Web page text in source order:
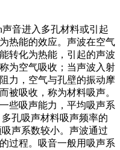
声音进入多孔材料或引起
热能的效应。声波在空气
转化为热能，引起的声波
为空气吸收；当声波入射
力，空气与孔壁的振动摩
被吸收，称为材料吸声。
些吸声能力，平均吸声系
孔吸声材料吸声频率的
声系数较小。声波通过
过程。吸音一般用吸声系